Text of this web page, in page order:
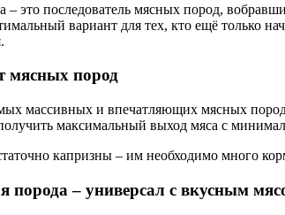
– это последователь мясных пород,
вариант для тех, кто ещё только
мясных пород
массивных и впечатляющих мясных
максимальный выход мяса с
капризны – им необходимо много
порода – универсал с вкусным